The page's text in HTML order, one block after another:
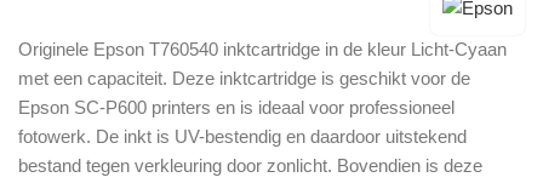
Originele Epson T760540 inktcartridge in de kleur Licht-Cyaan
met een capaciteit. Deze inktcartridge is geschikt voor de
Epson SC-P600 printers en is ideaal voor professioneel
fotowerk. De inkt is UV-bestendig en daardoor uitstekend
bestand tegen verkleuring door zonlicht. Bovendien is deze